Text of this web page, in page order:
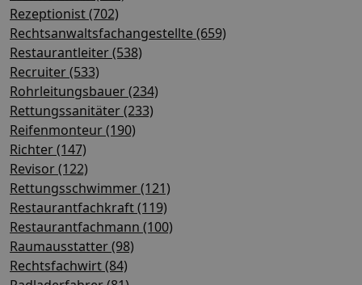
Rezeptionist (702)
Rechtsanwaltsfachangestellte (659)
Restaurantleiter (538)
Recruiter (533)
Rohrleitungsbauer (234)
Rettungssanitäter (233)
Reifenmonteur (190)
Richter (147)
Revisor (122)
Rettungsschwimmer (121)
Restaurantfachkraft (119)
Restaurantfachmann (100)
Raumausstatter (98)
Rechtsfachwirt (84)